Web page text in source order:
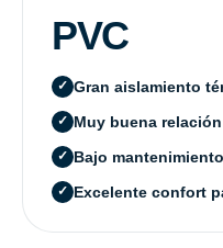
PVC
Gran aislamiento
Muy buena
Bajo mantenimiento
Excelente confort